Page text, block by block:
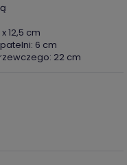
12,5 cm
6 cm
22 cm